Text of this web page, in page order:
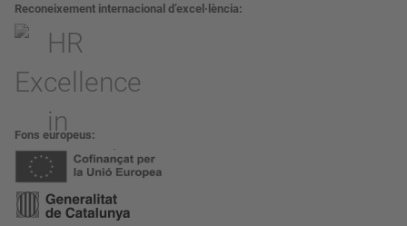
Reconeixement internacional d’excel·lència
Fons europeus